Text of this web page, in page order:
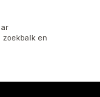
zoekbalk en